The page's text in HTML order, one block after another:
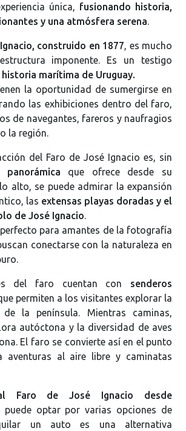
única, fusionando historia,
y una atmósfera serena.
construido en 1877, es mucho
imponente. Es un testigo
historia marítima de Uruguay.
la oportunidad de sumergirse en
las exhibiciones dentro del faro,
de navegantes, fareros y naufragios
la región.
del Faro de José Ignacio es, sin
que ofrece desde su
alto, se puede admirar la expansión
las extensas playas doradas y el
de José Ignacio.
para amantes de la fotografía
conectarse con la naturaleza en
del faro cuentan con senderos
permiten a los visitantes explorar la
de la península. Mientras caminas,
autóctona y la diversidad de aves
El faro se convierte así en el punto
aventuras al aire libre y caminatas
Faro de José Ignacio desde
puede optar por varias opciones de
un auto es una alternativa